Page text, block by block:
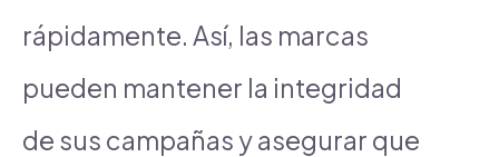
rápidamente. Así, las marcas
pueden mantener la integridad
de sus campañas y asegurar que